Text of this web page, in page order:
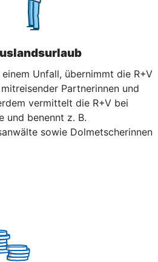
Unfall, übernimmt die R+V
Partnerinnen und
vermittelt die R+V bei
und benennt z. B.
sowie Dolmetscherinnen